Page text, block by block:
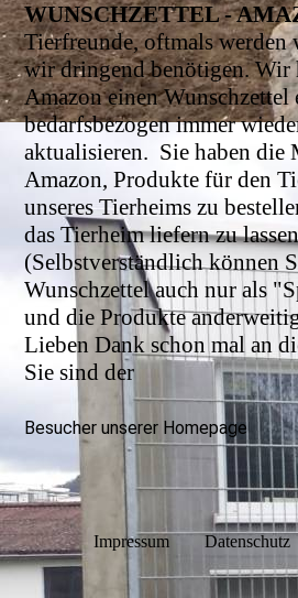
WUNSCHZETTEL -
Tierfreunde, oftmals werden
wir dringend benötigen. Wir
Amazon einen
bedarfsbezogen immer
aktualisieren. Sie haben
Amazon, Produkte für den
unseres Tierheims zu
das Tierheim liefern zu
(Selbstverständlich können
Wunschzettel auch nur als
und die Produkte
Lieben Dank schon mal an
Sie sind der
Besucher unserer Homepage
Impressum